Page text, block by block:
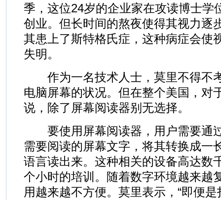
季，这位24岁的企业家在攻读博士学
创业。但长时间的熬夜使得其视力逐
其患上了斯特格氏症，这种病症会使
失明。
作为一名技术人士，莫里不得不
电脑屏幕的状况。但在整个美国，对
说，除了屏幕阅读器别无选择。
要使用屏幕阅读器，用户需要通
需要阅读的屏幕文字，将其转换成一
语言读出来。这种相关的设备高达数
个小时的培训。随着数字环境越来越
用越来越不方便。莫里表示，“即便